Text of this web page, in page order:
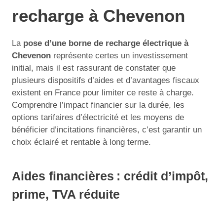
recharge à Chevenon
La pose d’une borne de recharge électrique à
Chevenon représente certes un investissement
initial, mais il est rassurant de constater que
plusieurs dispositifs d’aides et d’avantages fiscaux
existent en France pour limiter ce reste à charge.
Comprendre l’impact financier sur la durée, les
options tarifaires d’électricité et les moyens de
bénéficier d’incitations financières, c’est garantir un
choix éclairé et rentable à long terme.
Aides financières : crédit d’impôt,
prime, TVA réduite